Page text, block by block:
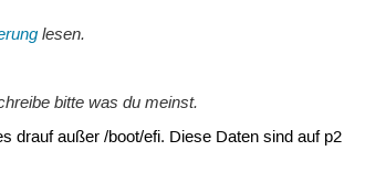
lesen.
bitte was du meinst.
drauf außer /boot/efi. Diese Daten sind auf p2